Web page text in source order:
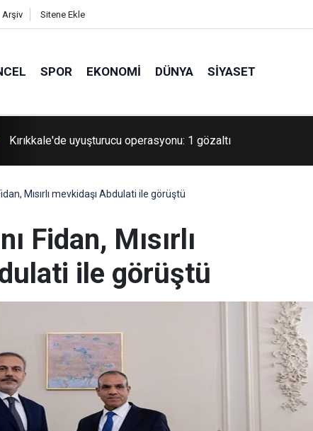
Arşiv Sitene Ekle
SPOR EKONOMI DÜNYA SIYASET
Gaziantep’te 17 yıl 6 ay kesinleşmiş hapis cezası bulunan
Mısırlı mevkidaşı Abdulati ile görüştü
Fidan, Mısırlı
ile görüştü